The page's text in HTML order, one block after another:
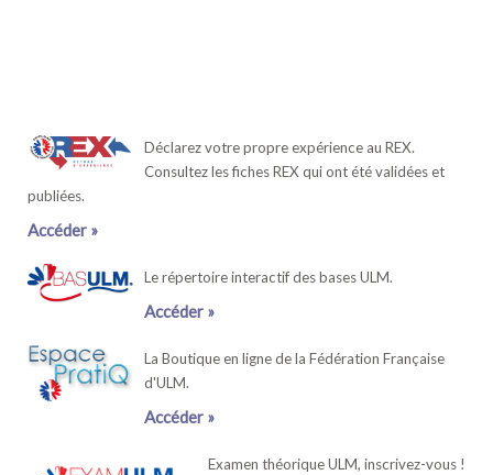
Déclarez votre propre expérience au REX.
Consultez les fiches REX qui ont été validées et
publiées.
Accéder »
Le répertoire interactif des bases ULM.
Accéder »
La Boutique en ligne de la Fédération Française
d'ULM.
Accéder »
Examen théorique ULM, inscrivez-vous !